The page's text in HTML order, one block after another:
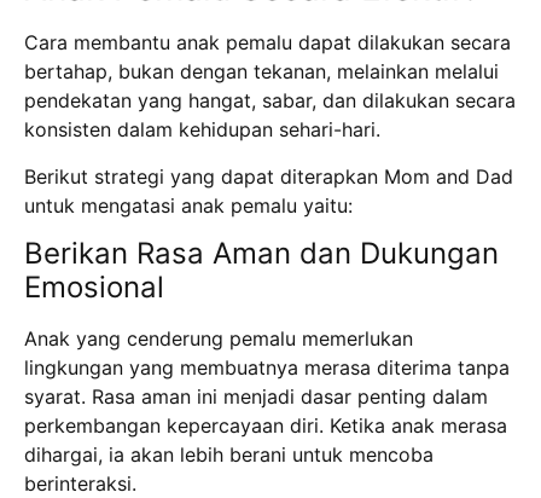
Cara membantu anak pemalu dapat dilakukan secara
bertahap, bukan dengan tekanan, melainkan melalui
pendekatan yang hangat, sabar, dan dilakukan secara
konsisten dalam kehidupan sehari-hari.
Berikut strategi yang dapat diterapkan Mom and Dad
untuk mengatasi anak pemalu yaitu:
Berikan Rasa Aman dan Dukungan
Emosional
Anak yang cenderung pemalu memerlukan
lingkungan yang membuatnya merasa diterima tanpa
syarat. Rasa aman ini menjadi dasar penting dalam
perkembangan kepercayaan diri. Ketika anak merasa
dihargai, ia akan lebih berani untuk mencoba
berinteraksi.